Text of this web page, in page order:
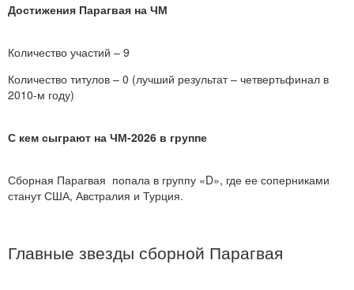
Достижения Парагвая на ЧМ
Количество участий – 9
Количество титулов – 0 (лучший результат – четвертьфинал в
2010-м году)
С кем сыграют на ЧМ-2026 в группе
Сборная Парагвая попала в группу «D», где ее соперниками
станут США, Австралия и Турция.
Главные звезды сборной Парагвая